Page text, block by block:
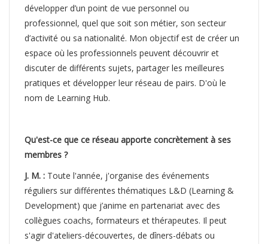
développer d’un point de vue personnel ou
professionnel, quel que soit son métier, son secteur
d’activité ou sa nationalité. Mon objectif est de créer un
espace où les professionnels peuvent découvrir et
discuter de différents sujets, partager les meilleures
pratiques et développer leur réseau de pairs. D'où le
nom de Learning Hub.
Qu'est-ce que ce réseau apporte concrètement à ses
membres ?
J. M. : Toute l'année, j'organise des événements
réguliers sur différentes thématiques L&D (Learning &
Development) que j’anime en partenariat avec des
collègues coachs, formateurs et thérapeutes. Il peut
s'agir d'ateliers-découvertes, de dîners-débats ou